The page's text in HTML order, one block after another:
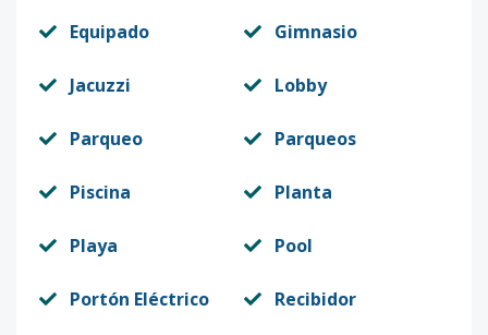
Equipado Gimnasio
Jacuzzi Lobby
Parqueo Parqueos
Piscina Planta
Playa Pool
Portón Eléctrico Recibidor